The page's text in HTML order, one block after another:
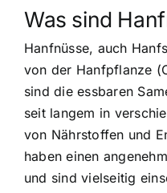
Was sind
Hanfnüsse, auch
von der Hanfpflanze
sind die essbaren
seit langem in
von Nährstoffen und
haben einen
und sind vielseitig